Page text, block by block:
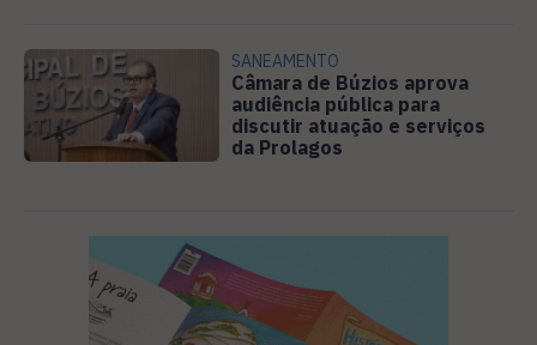
SANEAMENTO
Câmara de Búzios aprova
audiência pública para
discutir atuação e serviços
da Prolagos